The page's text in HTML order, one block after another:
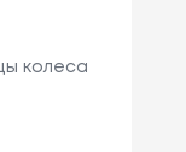
колеса